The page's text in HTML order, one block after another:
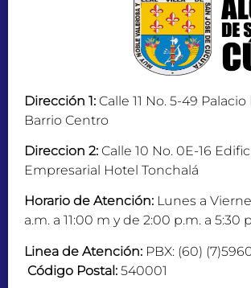
Dirección 1: Calle 11 No. 5-49
Barrio Centro
Direccion 2: Calle 10 No. 0E-16
Empresarial Hotel Tonchalá
Horario de Atención: Lunes a
a.m. a 11:00 m y de 2:00 p.m. a 5:30
Linea de Atención: PBX: (60)
Código Postal: 540001